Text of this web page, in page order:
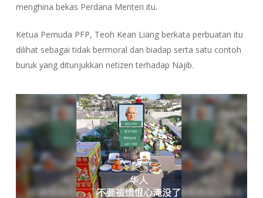
menghina bekas Perdana Menteri itu.
Ketua Pemuda PFP, Teoh Kean Liang berkata perbuatan itu
dilihat sebagai tidak bermoral dan biadap serta satu contoh
buruk yang ditunjukkan netizen terhadap Najib.